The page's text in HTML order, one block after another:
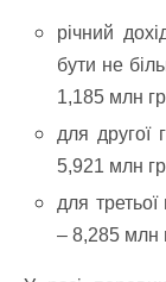
річний
бути не
1,185 млн
для другої
5,921 млн
для
– 8,285 млн